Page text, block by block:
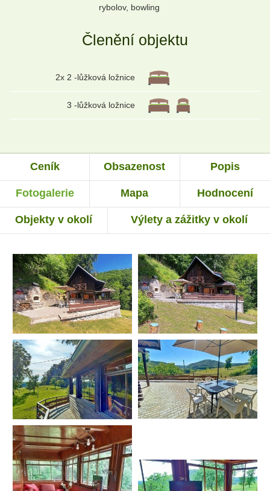
rybolov, bowling
Členění objektu
2x 2 -lůžková ložnice
3 -lůžková ložnice
Ceník Obsazenost Popis
Fotogalerie Mapa Hodnocení
Objekty v okolí Výlety a zážitky v okolí